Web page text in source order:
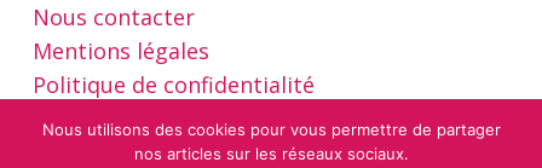
Nous contacter
Mentions légales
Politique de confidentialité
Nous utilisons des cookies pour vous permettre de partager
nos articles sur les réseaux sociaux.